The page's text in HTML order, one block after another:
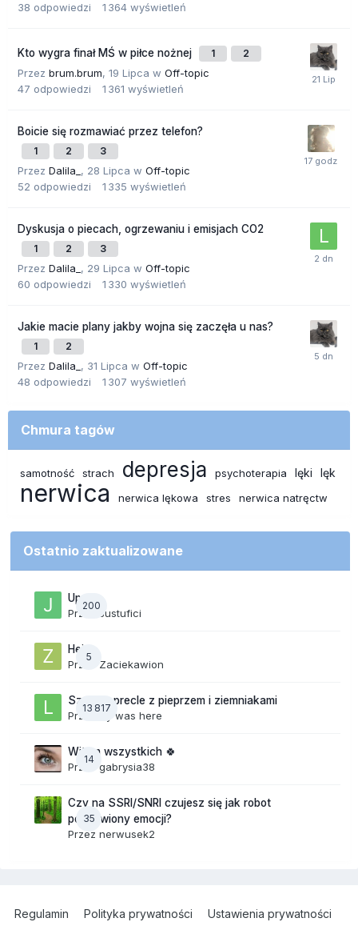
38 odpowiedzi 1 364 wyświetleń
Kto wygra finał MŚ w piłce nożnej 1 2
Przez brum.brum, 19 Lipca w Off-topic
47 odpowiedzi 1 361 wyświetleń
Boicie się rozmawiać przez telefon?
1 2 3
Przez Dalila_ , 28 Lipca w Off-topic
52 odpowiedzi 1 335 wyświetleń
Dyskusja o piecach, ogrzewaniu i emisjach CO2
1 2 3
Przez Dalila_ , 29 Lipca w Off-topic
60 odpowiedzi 1 330 wyświetleń
Jakie macie plany jakby wojna się zaczęła u nas?
1 2
Przez Dalila_ , 31 Lipca w Off-topic
48 odpowiedzi 1 307 wyświetleń
Chmura tagów
samotność strach depresja psychoterapia lęki lęk
nerwica nerwica lękowa stres nerwica natręctw
Ostatnio zaktualizowane
200
Upały
PrzezJustufici
5
Hej
Przez Zaciekawion
13 817
Szalone precle z pieprzem i ziemniakami
Przez lily was here
14
Witam wszystkich 🍀
Przez gabrysia38
35
Czy na SSRI/SNRI czujesz się jak robot
pozbawiony emocji?
Przez nerwusek2
Regulamin Polityka prywatności
Ustawienia prywatności